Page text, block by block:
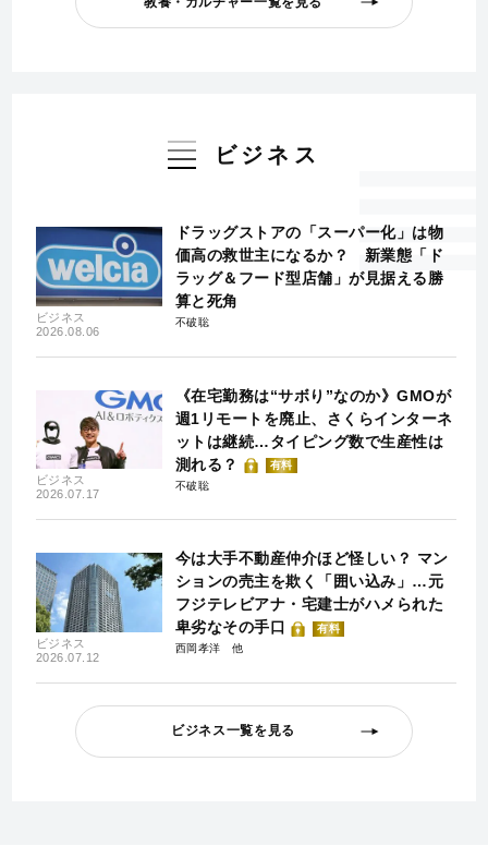
ビジネス
ビジネス
2026.08.06
ドラッグストアの「スーパー化」は物
価高の救世主になるか？ 新業態「ド
ラッグ＆フード型店舗」が見据える勝
算と死角
不破聡
ビジネス
2026.07.17
《在宅勤務は“サボり”なのか》GMOが
週1リモートを廃止、さくらインターネ
ットは継続…タイピング数で生産性は
測れる？
有料
不破聡
ビジネス
2026.07.12
今は大手不動産仲介ほど怪しい？ マン
ションの売主を欺く「囲い込み」…元
フジテレビアナ・宅建士がハメられた
卑劣なその手口
有料
西岡孝洋
ビジネス一覧を見る